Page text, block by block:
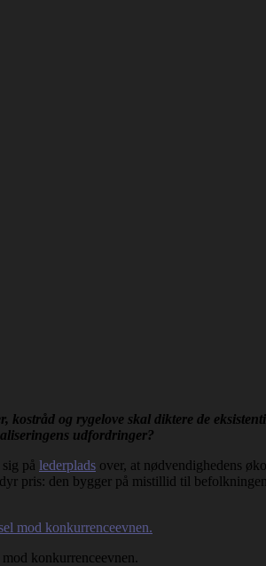
kostråd og rygelove skal diktere de
udfordringer?
på lederplads over, at nødvendighedens
pris: den bygger på mistillid til
konkurrenceevnen.